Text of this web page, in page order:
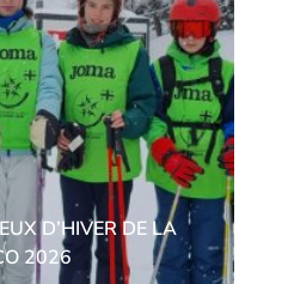
D’HIVER DE LA
2026